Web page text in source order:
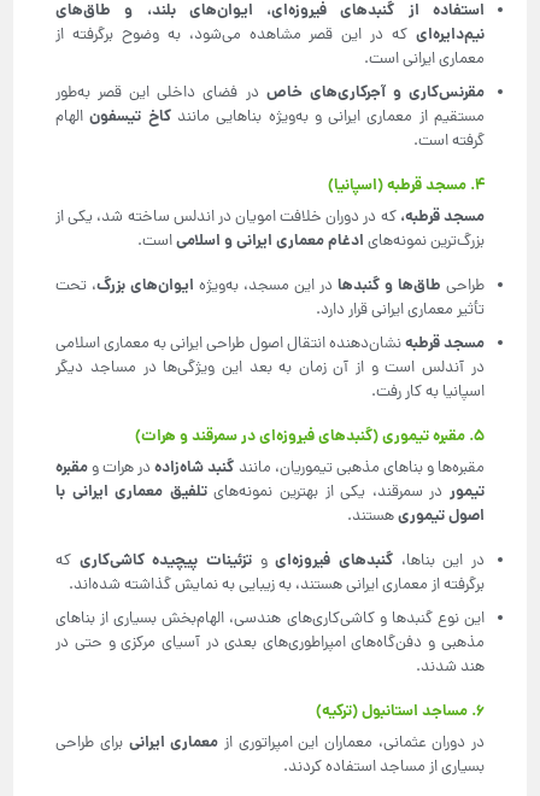
استفاده از گنبدهای فیروزه‌ای، ایوان‌های بلند، و طاق‌های
نیم‌دایره‌ای که در این قصر مشاهده می‌شود، به وضوح برگرفته از
معماری ایرانی است.
مقرنس‌کاری و آجرکاری‌های خاص در فضای داخلی این قصر به‌طور
مستقیم از معماری ایرانی و به‌ویژه بناهایی مانندکاخ تیسفونالهام
گرفته است.
۴. مسجد قرطبه (اسپانیا)
مسجد قرطبه، که در دوران خلافت امویان در اندلس ساخته شد، یکی از
بزرگ‌ترین نمونه‌های ادغام معماری ایرانی و اسلامیاست.
طراحی طاق‌ها و گنبدها در این مسجد، به‌ویژه ایوان‌های بزرگ، تحت
تأثیر معماری ایرانی قرار دارد.
مسجد قرطبهنشان‌دهنده انتقال اصول طراحی ایرانی به معماری اسلامی
در آندلس است و از آن زمان به بعد این ویژگی‌ها در مساجد دیگر
اسپانیا به کار رفت.
۵. مقبره تیموری (گنبدهای فیروزه‌ای در سمرقند و هرات)
مقبره‌ها و بناهای مذهبی تیموریان، مانند گنبد شاه‌زادهدر هرات ومقبره
تیمور در سمرقند، یکی از بهترین نمونه‌هایتلفیق معماری ایرانی با
اصول تیموریهستند.
در این بناها،گنبدهای فیروزه‌ایو تزئینات پیچیده کاشی‌کاری که
برگرفته از معماری ایرانی هستند، به زیبایی به نمایش گذاشته شده‌اند.
این نوع گنبدها و کاشی‌کاری‌های هندسی، الهام‌بخش بسیاری از بناهای
مذهبی و دفن‌گاه‌های امپراطوری‌های بعدی در آسیای مرکزی و حتی در
هند شدند.
۶. مساجد استانبول (ترکیه)
در دوران عثمانی، معماران این امپراتوری از معماری ایرانی برای طراحی
بسیاری از مساجد استفاده کردند.